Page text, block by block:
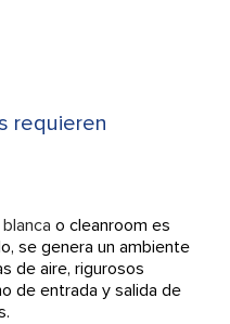
requieren
o cleanroom es
se genera un ambiente
de aire, rigurosos
de entrada y salida de